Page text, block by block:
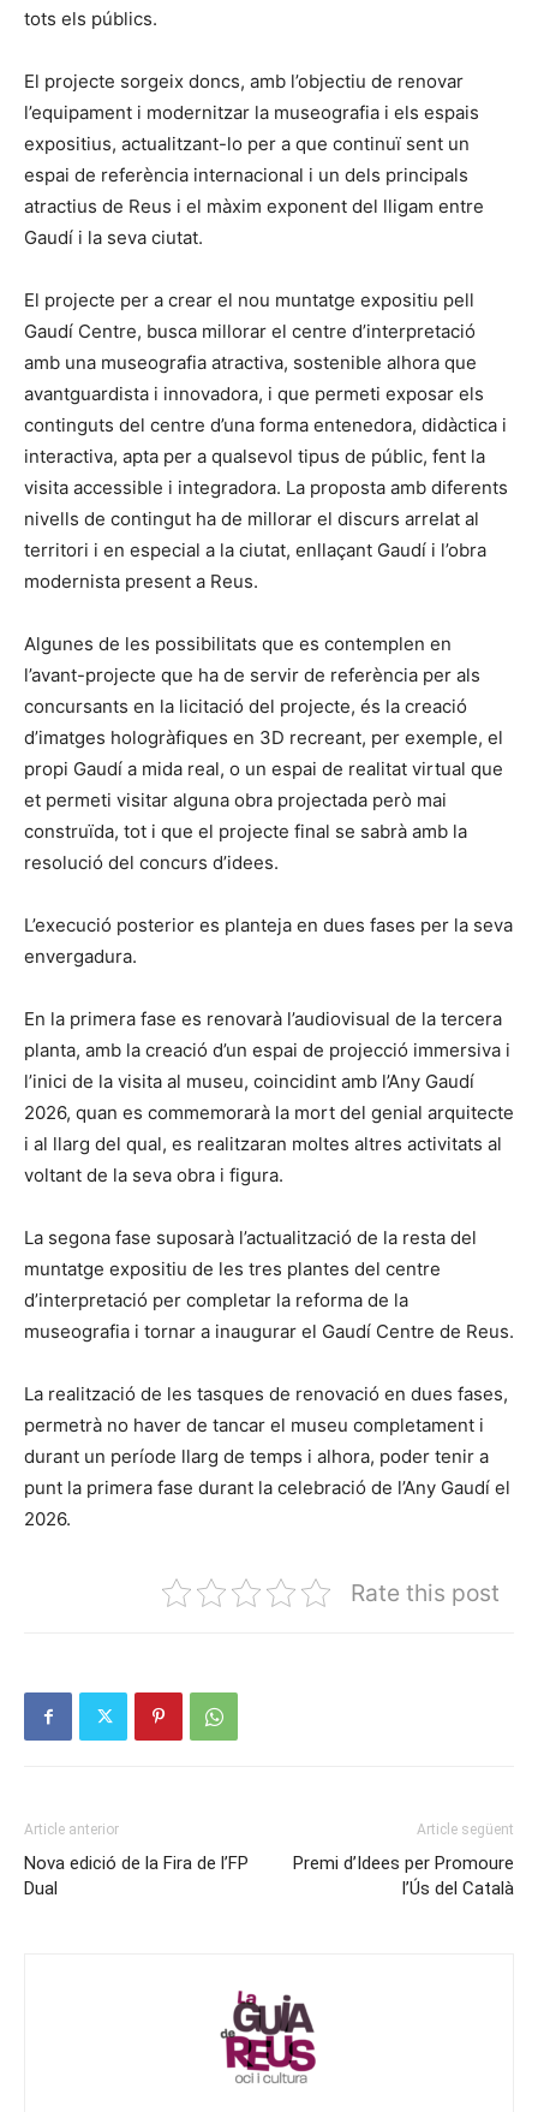
tots els públics.
El projecte sorgeix doncs, amb l’objectiu de renovar
l’equipament i modernitzar la museografia i els espais
expositius, actualitzant-lo per a que continuï sent un
espai de referència internacional i un dels principals
atractius de Reus i el màxim exponent del lligam entre
Gaudí i la seva ciutat.
El projecte per a crear el nou muntatge expositiu pell
Gaudí Centre, busca millorar el centre d’interpretació
amb una museografia atractiva, sostenible alhora que
avantguardista i innovadora, i que permeti exposar els
continguts del centre d’una forma entenedora, didàctica i
interactiva, apta per a qualsevol tipus de públic, fent la
visita accessible i integradora. La proposta amb diferents
nivells de contingut ha de millorar el discurs arrelat al
territori i en especial a la ciutat, enllaçant Gaudí i l’obra
modernista present a Reus.
Algunes de les possibilitats que es contemplen en
l’avant-projecte que ha de servir de referència per als
concursants en la licitació del projecte, és la creació
d’imatges hologràfiques en 3D recreant, per exemple, el
propi Gaudí a mida real, o un espai de realitat virtual que
et permeti visitar alguna obra projectada però mai
construïda, tot i que el projecte final se sabrà amb la
resolució del concurs d’idees.
L’execució posterior es planteja en dues fases per la seva
envergadura.
En la primera fase es renovarà l’audiovisual de la tercera
planta, amb la creació d’un espai de projecció immersiva i
l’inici de la visita al museu, coincidint amb l’Any Gaudí
2026, quan es commemorarà la mort del genial arquitecte
i al llarg del qual, es realitzaran moltes altres activitats al
voltant de la seva obra i figura.
La segona fase suposarà l’actualització de la resta del
muntatge expositiu de les tres plantes del centre
d’interpretació per completar la reforma de la
museografia i tornar a inaugurar el Gaudí Centre de Reus.
La realització de les tasques de renovació en dues fases,
permetrà no haver de tancar el museu completament i
durant un període llarg de temps i alhora, poder tenir a
punt la primera fase durant la celebració de l’Any Gaudí el
2026.
Rate this post
Article anterior
Nova edició de la Fira de l’FP
Dual
Article següent
Premi d’Idees per Promoure
l’Ús del Català